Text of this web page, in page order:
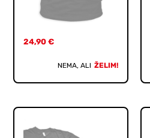
24,90€
NEMA, ALI ŽELIM!